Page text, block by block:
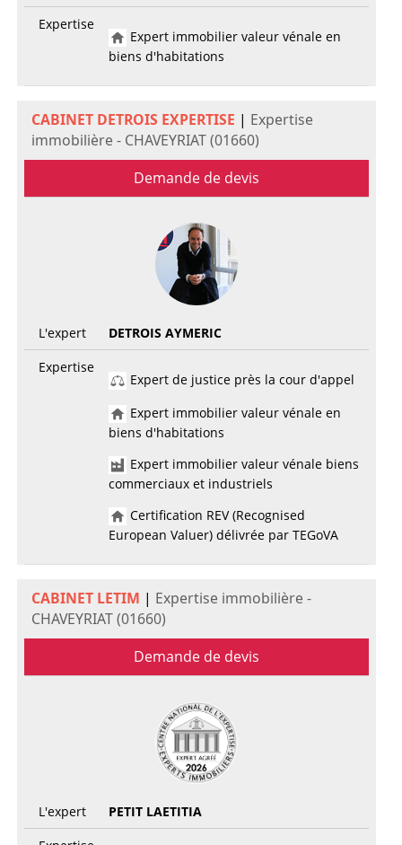
Expertise
Expert immobilier valeur vénale en
biens d'habitations
CABINET DETROIS EXPERTISE | Expertise
immobilière - CHAVEYRIAT (01660)
Demande de devis
L'expert
DETROIS AYMERIC
Expertise
Expert de justice près la cour d'appel
Expert immobilier valeur vénale en
biens d'habitations
Expert immobilier valeur vénale biens
commerciaux et industriels
Certification REV (Recognised
European Valuer) délivrée par TEGoVA
CABINET LETIM | Expertise immobilière -
CHAVEYRIAT (01660)
Demande de devis
L'expert
PETIT LAETITIA